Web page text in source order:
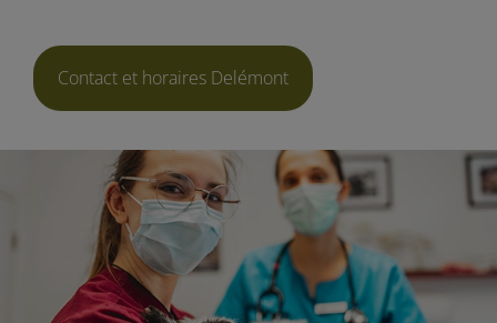
Contact et horaires Delémont